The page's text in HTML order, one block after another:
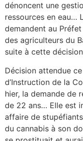
dénoncent une
ressources en eau…
demandent au
des agriculteurs du
suite à cette
Décision attendue
d’Instruction de la
hier, la demande de
de 22 ans… Elle est
affaire de
du cannabis à son